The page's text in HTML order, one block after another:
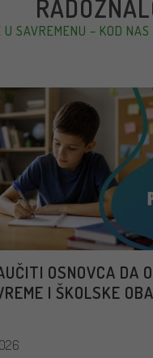
U SAVREMENU – KOD
OSNOVCA DA
I ŠKOLSKE